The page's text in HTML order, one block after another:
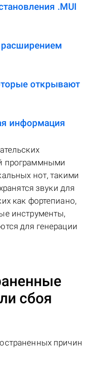
.MUI
открывают
информация
программными
нот, такими
звуки для
как фортепиано,
инструменты,
для генерации
сбоя
причин